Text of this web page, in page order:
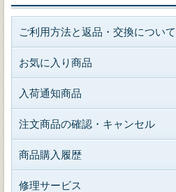
ご利用方法と返品・交換について
お気に入り商品
入荷通知商品
注文商品の確認・キャンセル
商品購入履歴
修理サービス